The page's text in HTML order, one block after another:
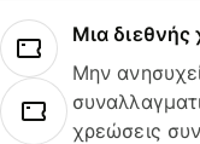
Μια διεθνής
Μην
χρεώσεις